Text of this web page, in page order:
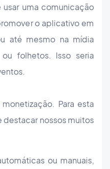
uma comunicação
o aplicativo em
até mesmo na mídia
folhetos. Isso seria
Para esta
nossos muitos
ou manuais,